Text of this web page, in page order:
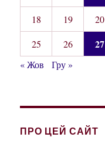
18
19 20
25
26 27
« Жов
Гру »
ПРО ЦЕЙ САЙТ